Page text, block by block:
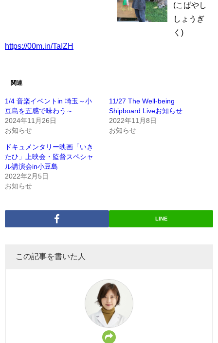
(こばやし
しょうぎ
く)
https://00m.in/TaIZH
関連
1/4 音楽イベントin 埼玉～小
豆島を五感で味わう～
2024年11月26日
お知らせ
11/27 The Well-being
Shipboard Liveお知らせ
2022年11月8日
お知らせ
ドキュメンタリー映画「いき
たひ」上映会・監督スペシャ
ル講演会in小豆島
2022年2月5日
お知らせ
LINE
この記事を書いた人